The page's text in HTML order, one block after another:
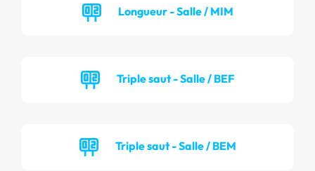
Longueur - Salle / MIM
Triple saut - Salle / BEF
Triple saut - Salle / BEM